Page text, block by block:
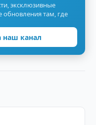
эксклюзивные
там, где
наш канал